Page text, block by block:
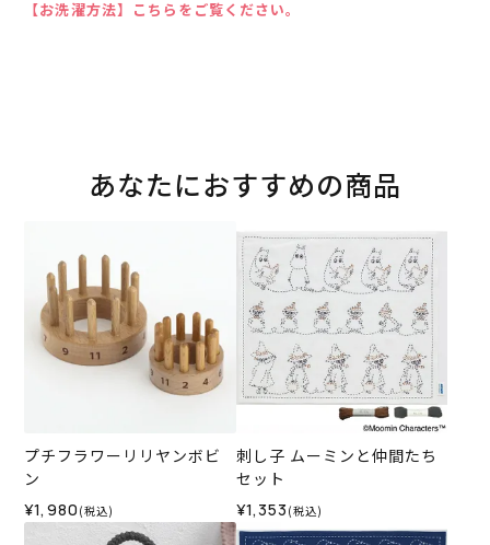
【お洗濯方法】こちらをご覧ください。
あなたにおすすめの商品
プチフラワーリリヤンボビ
ン
¥1,980 (税込)
刺し子 ムーミンと仲間たち
セット
¥1,353 (税込)